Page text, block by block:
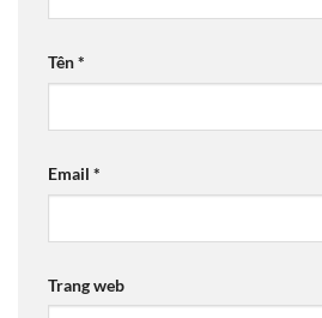
Tên*
Email *
Trang web